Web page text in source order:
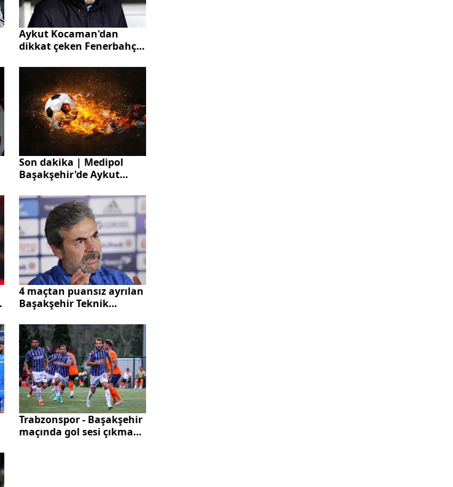
Aykut Kocaman'dan
dikkat çeken Fenerbahçe
Son dakika | Medipol
Başakşehir'de Aykut
erdi
4 maçtan puansız ayrılan
Başakşehir Teknik
Kocaman'dan flaş sözler:
Oksimoron bir duygu
Trabzonspor - Başakşehir
maçında gol sesi çıkmadı